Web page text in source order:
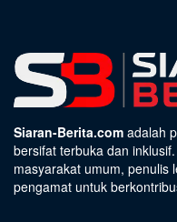
Siaran-Berita.com adalah
bersifat terbuka dan
masyarakat umum, penulis
pengamat untuk